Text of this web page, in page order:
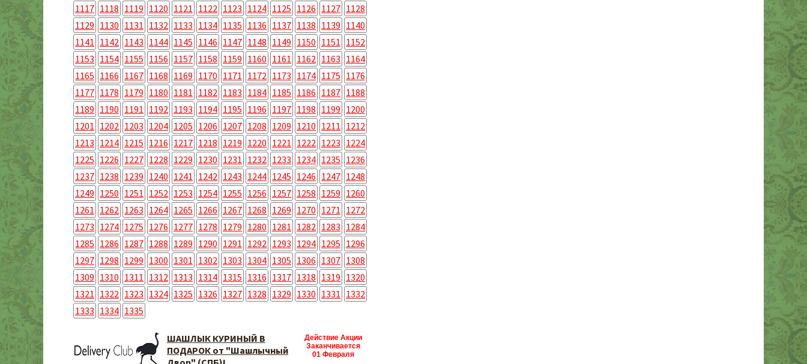
1117 1118 1119 1120 1121 1122 1123 1124 1125 1126 1127 1128
1129 1130 1131 1132 1133 1134 1135 1136 1137 1138 1139 1140
1141 1142 1143 1144 1145 1146 1147 1148 1149 1150 1151 1152
1153 1154 1155 1156 1157 1158 1159 1160 1161 1162 1163 1164
1165 1166 1167 1168 1169 1170 1171 1172 1173 1174 1175 1176
1177 1178 1179 1180 1181 1182 1183 1184 1185 1186 1187 1188
1189 1190 1191 1192 1193 1194 1195 1196 1197 1198 1199 1200
1201 1202 1203 1204 1205 1206 1207 1208 1209 1210 1211 1212
1213 1214 1215 1216 1217 1218 1219 1220 1221 1222 1223 1224
1225 1226 1227 1228 1229 1230 1231 1232 1233 1234 1235 1236
1237 1238 1239 1240 1241 1242 1243 1244 1245 1246 1247 1248
1249 1250 1251 1252 1253 1254 1255 1256 1257 1258 1259 1260
1261 1262 1263 1264 1265 1266 1267 1268 1269 1270 1271 1272
1273 1274 1275 1276 1277 1278 1279 1280 1281 1282 1283 1284
1285 1286 1287 1288 1289 1290 1291 1292 1293 1294 1295 1296
1297 1298 1299 1300 1301 1302 1303 1304 1305 1306 1307 1308
1309 1310 1311 1312 1313 1314 1315 1316 1317 1318 1319 1320
1321 1322 1323 1324 1325 1326 1327 1328 1329 1330 1331 1332
1333 1334 1335
ШАШЛЫК КУРИНЫЙ В
ПОДАРОК от "Шашлычный
Действие Акции
Заканчивается
01 Февраля